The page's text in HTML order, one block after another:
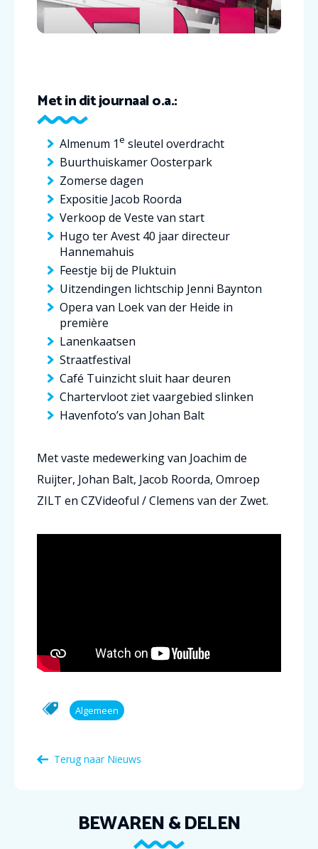
Met in dit journaal o.a.:
Almenum 1e sleutel overdracht
Buurthuiskamer Oosterpark
Zomerse dagen
Expositie Jacob Roorda
Verkoop de Veste van start
Hugo ter Avest 40 jaar directeur
Hannemahuis
Feestje bij de Pluktuin
Uitzendingen lichtschip Jenni Baynton
Opera van Loek van der Heide in
première
Lanenkaatsen
Straatfestival
Café Tuinzicht sluit haar deuren
Chartervloot ziet vaargebied slinken
Havenfoto’s van Johan Balt
Met vaste medewerking van Joachim de
Ruijter, Johan Balt, Jacob Roorda, Omroep
ZILT en CZVideoful / Clemens van der Zwet.
Algemeen
Terug naar Nieuws
BEWAREN & DELEN